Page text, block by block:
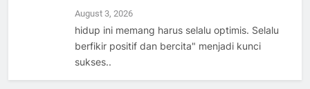
August 3, 2026
hidup ini memang harus selalu optimis. Selalu
berfikir positif dan bercita" menjadi kunci
sukses..